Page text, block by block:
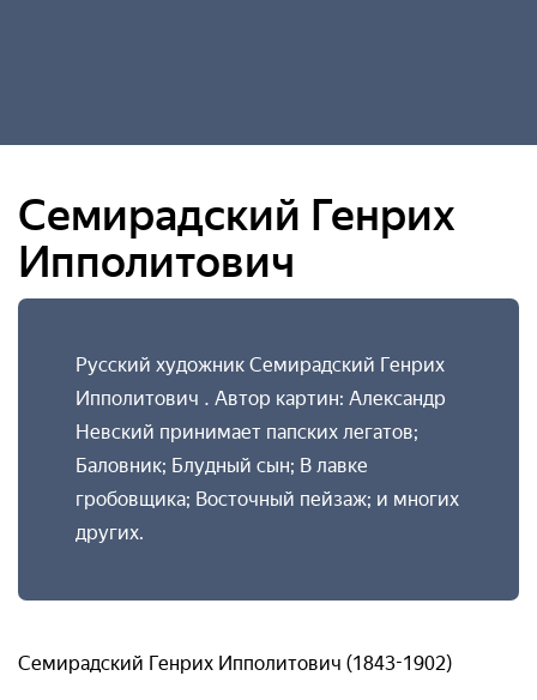
Семирадский Генрих
Ипполитович
Русский художник Семирадский Генрих
Ипполитович . Автор картин: Александр
Невский принимает папских легатов;
Баловник; Блудный сын; В лавке
гробовщика; Восточный пейзаж; и многих
других.
Семирадский Генрих Ипполитович (1843-1902)